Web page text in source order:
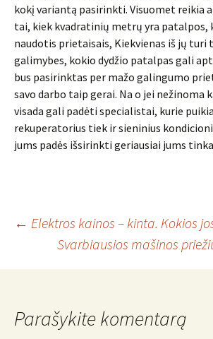
kokį variantą pasirinkti. Visuomet reikia
tai, kiek kvadratinių metrų yra patalpos,
naudotis prietaisais, Kiekvienas iš jų turi
galimybes, kokio dydžio patalpas gali
bus pasirinktas per mažo galingumo
savo darbo taip gerai. Na o jei nežinoma
visada gali padėti specialistai, kurie
rekuperatorius tiek ir sieninius
jums padės išsirinkti geriausiai jums
Įrašo
navigacija
← Elektros kainos – kinta. Kokios
Svarbiausios mašinos
Parašykite komentarą